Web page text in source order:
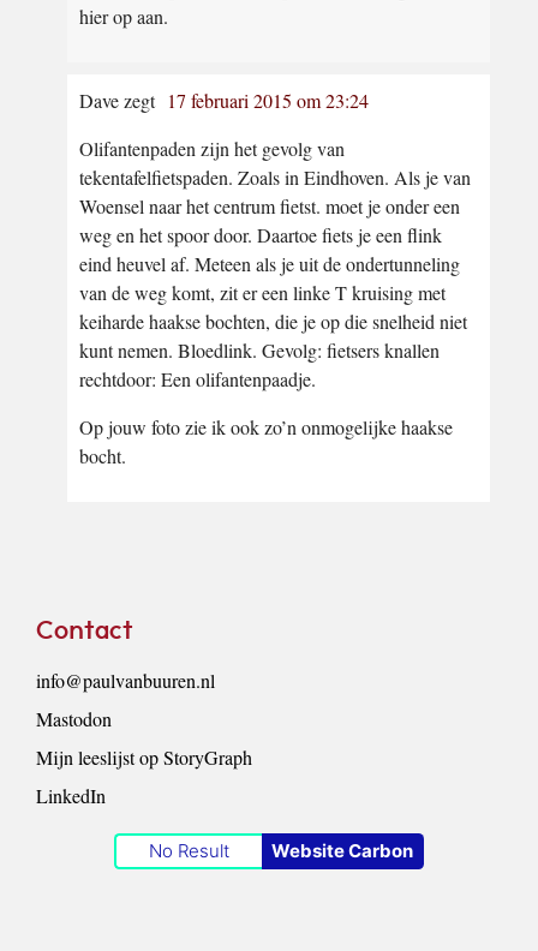
hier op aan.
Davezegt 17 februari 2015 om 23:24
Olifantenpaden zijn het gevolg van
tekentafelfietspaden. Zoals in Eindhoven. Als je van
Woensel naar het centrum fietst. moet je onder een
weg en het spoor door. Daartoe fiets je een flink
eind heuvel af. Meteen als je uit de ondertunneling
van de weg komt, zit er een linke T kruising met
keiharde haakse bochten, die je op die snelheid niet
kunt nemen. Bloedlink. Gevolg: fietsers knallen
rechtdoor: Een olifantenpaadje.
Op jouw foto zie ik ook zo’n onmogelijke haakse
bocht.
Contact
info@paulvanbuuren.nl
Mastodon
Mijn leeslijst op StoryGraph
LinkedIn
No Result Website Carbon